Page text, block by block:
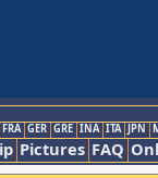
FRA GER GRE INA ITA JPN
Pictures FAQ